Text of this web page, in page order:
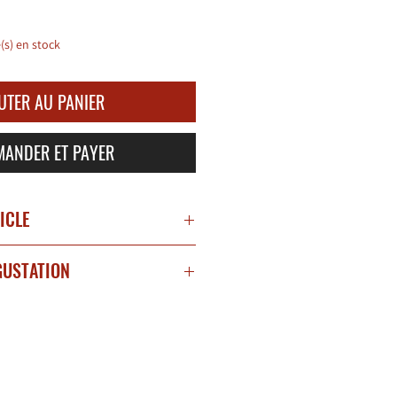
en stock
AU PANIER
ET PAYER